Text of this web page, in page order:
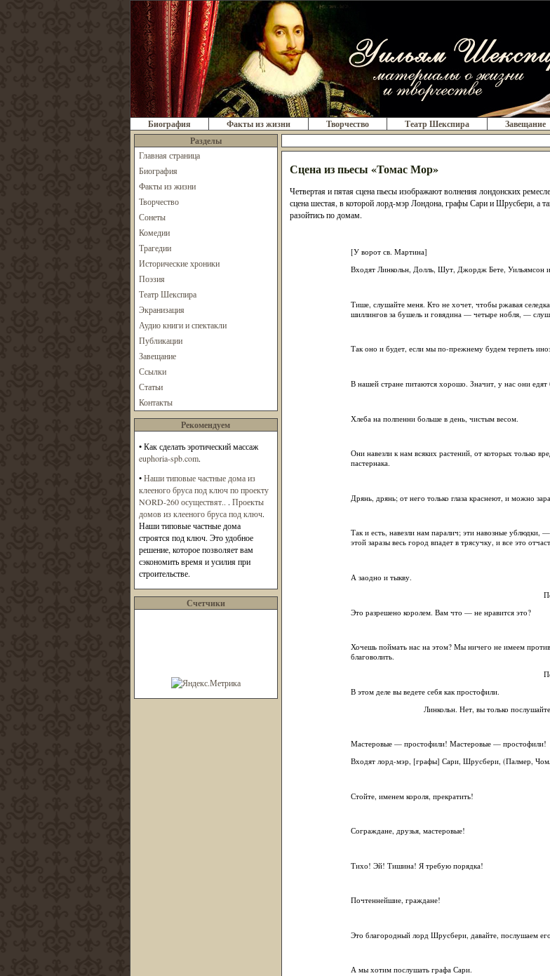
Биография Факты из жизни Творчество Театр Шекспира Завещание
Разделы
Главная страница
Биография
Факты из жизни
Творчество
Сонеты
Комедии
Трагедии
Исторические хроники
Поэзия
Театр Шекспира
Экранизация
Аудио книги и спектакли
Публикации
Завещание
Ссылки
Статьи
Контакты
Рекомендуем
•Как сделать эротический массаж
euphoria-spb.com.
•Наши типовые частные дома из
клееного бруса под ключ по проекту
NORD-260 осуществят.. . Проекты
домов из клееного бруса под ключ.
Наши типовые частные дома
строятся под ключ. Это удобное
решение, которое позволяет вам
сэкономить время и усилия при
строительстве.
Счетчики
Сцена из пьесы «Томас Мор»
Четвертая и пятая сцена пьесы изображают волнения лондонских
сцена шестая, в которой лорд-мэр Лондона, графы Сари и Шрусбери, а
разойтись по домам.
[У ворот св. Мартина]
Входят Линкольн, Долль, Шут, Джордж Бете, Уильямсон
Тише, слушайте меня. Кто не хочет, чтобы ржавая
шиллингов за бушель и говядина — четыре нобля, —
Так оно и будет, если мы по-прежнему будем терпеть
В нашей стране питаются хорошо. Значит, у нас они
Хлеба на полпенни больше в день, чистым весом.
Они навезли к нам всяких растений, от которых только
пастернака.
Дрянь, дрянь; от него только глаза краснеют, и можно
Так и есть, навезли нам паралич; эти навозные ублюдки,
этой заразы весь город впадет в трясучку, и все это
А заодно и тыкву.
Это разрешено королем. Вам что — не нравится это?
Хочешь поймать нас на этом? Мы ничего не имеем
благоволить.
В этом деле вы ведете себя как простофили.
Линкольн. Нет, вы только
Мастеровые — простофили! Мастеровые — простофили!
Входят лорд-мэр, [графы] Сари, Шрусбери, (Палмер,
Стойте, именем короля, прекратить!
Сограждане, друзья, мастеровые!
Тихо! Эй! Тишина! Я требую порядка!
Почтеннейшие, граждане!
Это благородный лорд Шрусбери, давайте, послушаем
А мы хотим послушать графа Сари.